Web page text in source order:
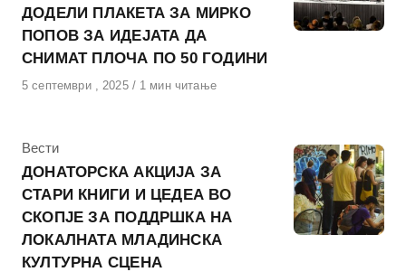
ДОДЕЛИ ПЛАКЕТА ЗА МИРКО
ПОПОВ ЗА ИДЕЈАТА ДА
СНИМАТ ПЛОЧА ПО 50 ГОДИНИ
Објавено
5 септември , 2025 1 мин читање
КАтегорија
Вести
ДОНАТОРСКА АКЦИЈА ЗА
СТАРИ КНИГИ И ЦЕДЕА ВО
СКОПЈЕ ЗА ПОДДРШКА НА
ЛОКАЛНАТА МЛАДИНСКА
КУЛТУРНА СЦЕНА